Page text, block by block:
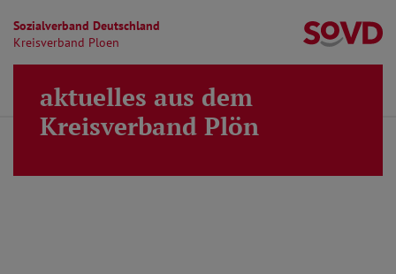
Sozialverband Deutschland
Kreisverband Ploen
Direkt zu den Inhalten springen
MENÜ
aktuelles aus dem
Kreisverband Plön